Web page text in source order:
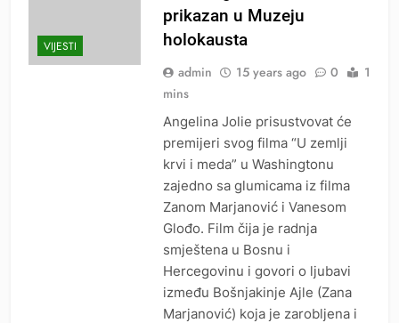
VIJESTI
prikazan u Muzeju
holokausta
admin 15 years ago 0
1
mins
Angelina Jolie prisustvovat će
premijeri svog filma “U zemlji
krvi i meda” u Washingtonu
zajedno sa glumicama iz filma
Zanom Marjanović i Vanesom
Glođo. Film čija je radnja
smještena u Bosnu i
Hercegovinu i govori o ljubavi
između Bošnjakinje Ajle (Zana
Marjanović) koja je zarobljena i